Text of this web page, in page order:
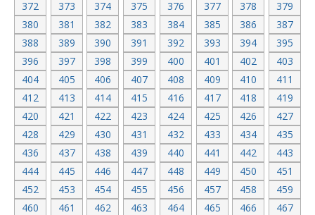
372 373 374 375 376 377 378
379
380
381 382 383 384 385 386
387
388
389 390 391 392 393 394
395
396
397 398 399 400 401 402
403
404
405 406 407 408 409 410
411
412
413 414 415 416 417 418
419
420
421 422 423 424 425 426
427
428
429 430 431 432 433 434
435
436
437 438 439 440 441 442
443
444
445 446 447 448 449 450
451
452
453 454 455 456 457 458
459
460
461 462 463 464 465 466
467